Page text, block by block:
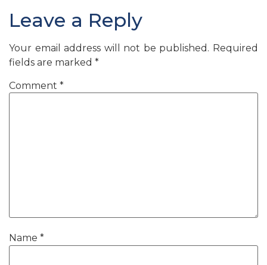
Leave a Reply
Your email address will not be published. Required
fields are marked *
Comment *
Name *